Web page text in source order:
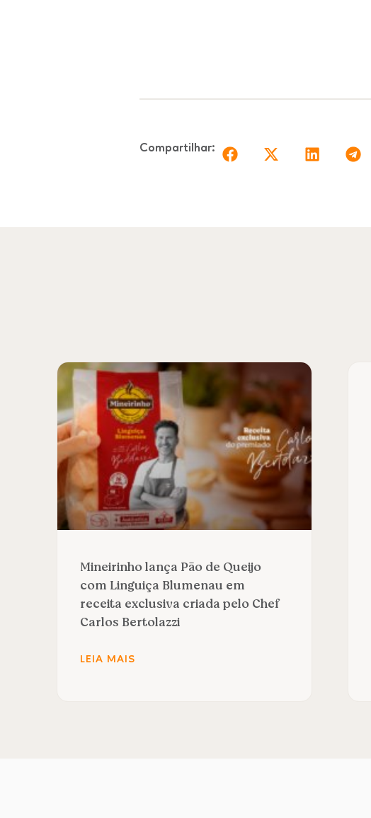
Compartilhar:
Mineirinho lança Pão de Queijo
com Linguiça Blumenau em
receita exclusiva criada pelo Chef
Carlos Bertolazzi
LEIA MAIS